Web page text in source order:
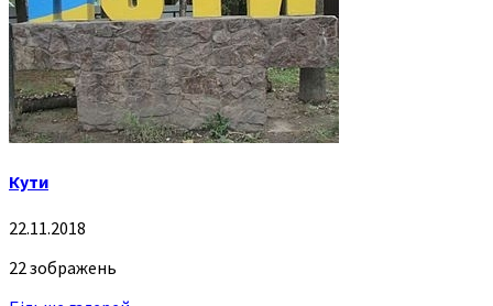
Кути
22.11.2018
22 зображень